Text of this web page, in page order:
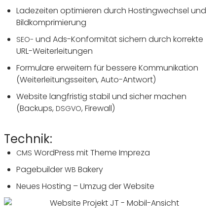
Lade­zeiten opti­mieren durch Hosting­wechsel und
Bildkomprimierung
SEO- und Ads-Konfor­mität sichern durch korrekte
URL-Weiterleitungen
Formu­lare erwei­tern für bessere Kommu­ni­ka­tion
(Weiter­lei­tungs­seiten, Auto-Antwort)
Website lang­fristig stabil und sicher machen
(Backups, DSGVO, Firewall)
Technik:
CMS Word­Press mit Theme Impreza
Page­builder WB Bakery
Neues Hosting – Umzug der Website